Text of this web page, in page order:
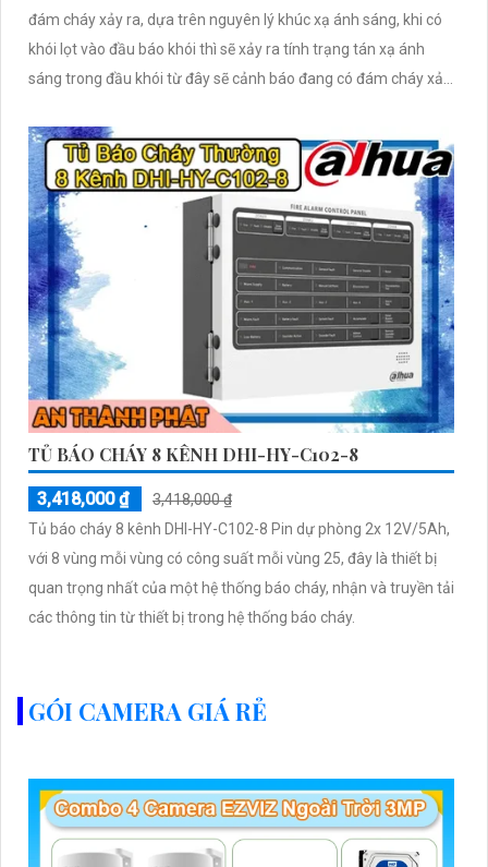
đám cháy xảy ra, dựa trên nguyên lý khúc xạ ánh sáng, khi có
khói lọt vào đầu báo khói thì sẽ xảy ra tính trạng tán xạ ánh
sáng trong đầu khói từ đây sẽ cảnh báo đang có đám cháy xảy
TỦ BÁO CHÁY 8 KÊNH DHI-HY-C102-8
3,418,000 ₫
3,418,000 ₫
Tủ báo cháy 8 kênh DHI-HY-C102-8 Pin dự phòng 2x 12V/5Ah,
với 8 vùng mỗi vùng có công suất mỗi vùng 25, đây là thiết bị
quan trọng nhất của một hệ thống báo cháy, nhận và truyền tải
các thông tin từ thiết bị trong hệ thống báo cháy.
GÓI CAMERA GIÁ RẺ